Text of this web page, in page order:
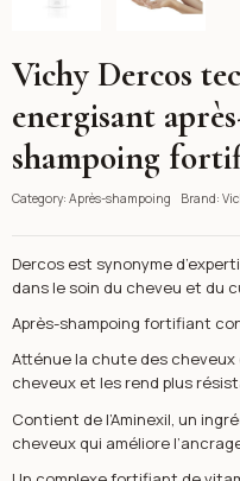
Vichy Dercos
energisant
shampoing
Category: Après-shampoing Brand:
Dercos est synonyme
dans le soin du cheveu et du
Après-shampoing fortifiant
Atténue la chute des
cheveux et les rend plus
Contient de l’Aminexil, un
cheveux qui améliore